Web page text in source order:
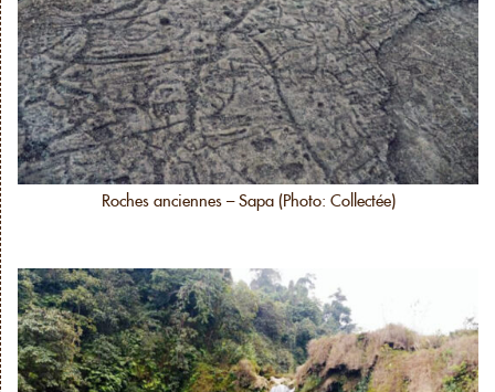
Roches anciennes – Sapa (Photo: Collectée)